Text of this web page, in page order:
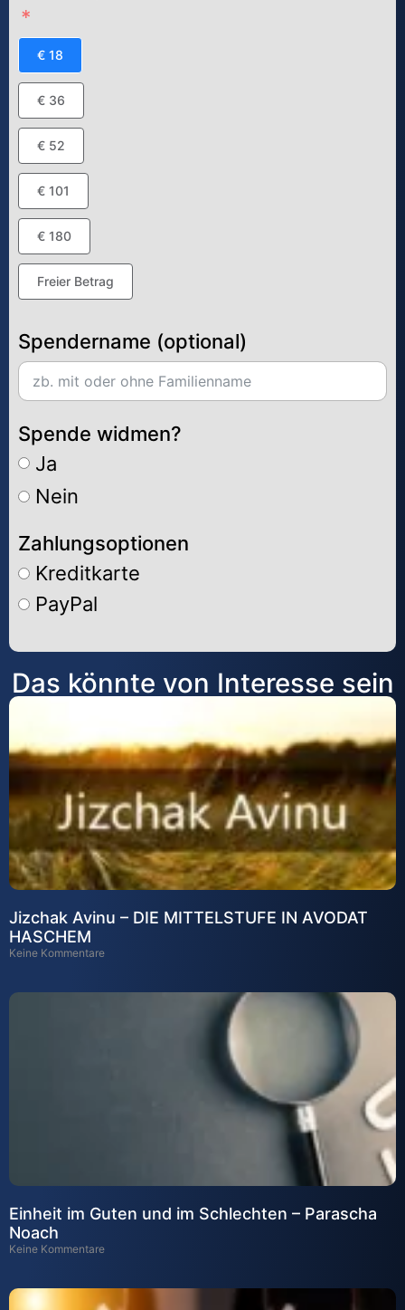
€ 18
€ 36
€ 52
€ 101
€ 180
Freier Betrag
Spendername (optional)
Spende widmen?
Ja
Nein
Zahlungsoptionen
Kreditkarte
PayPal
Alternative:
Das könnte von Interesse sein
Jizchak Avinu – DIE MITTELSTUFE IN AVODAT
HASCHEM
Keine Kommentare
Einheit im Guten und im Schlechten – Parascha
Noach
Keine Kommentare